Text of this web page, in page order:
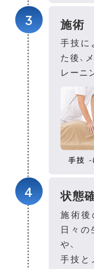
3 施術
手技に
た後、
レーニ
4 状態
施術後
日々の
や、
手技と